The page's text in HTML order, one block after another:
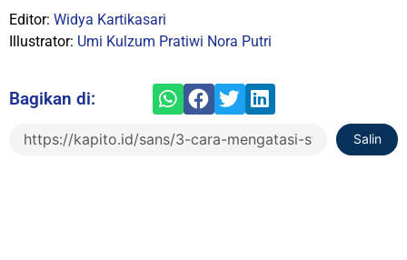
Editor: Widya Kartikasari
Illustrator: Umi Kulzum Pratiwi Nora Putri
Bagikan di:
Salin